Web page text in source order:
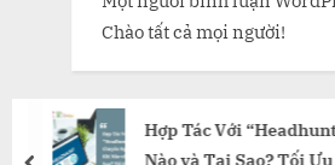
Chào tất cả mọi người!
Hợp Tác Với
Nào và Tại Sao? Tối